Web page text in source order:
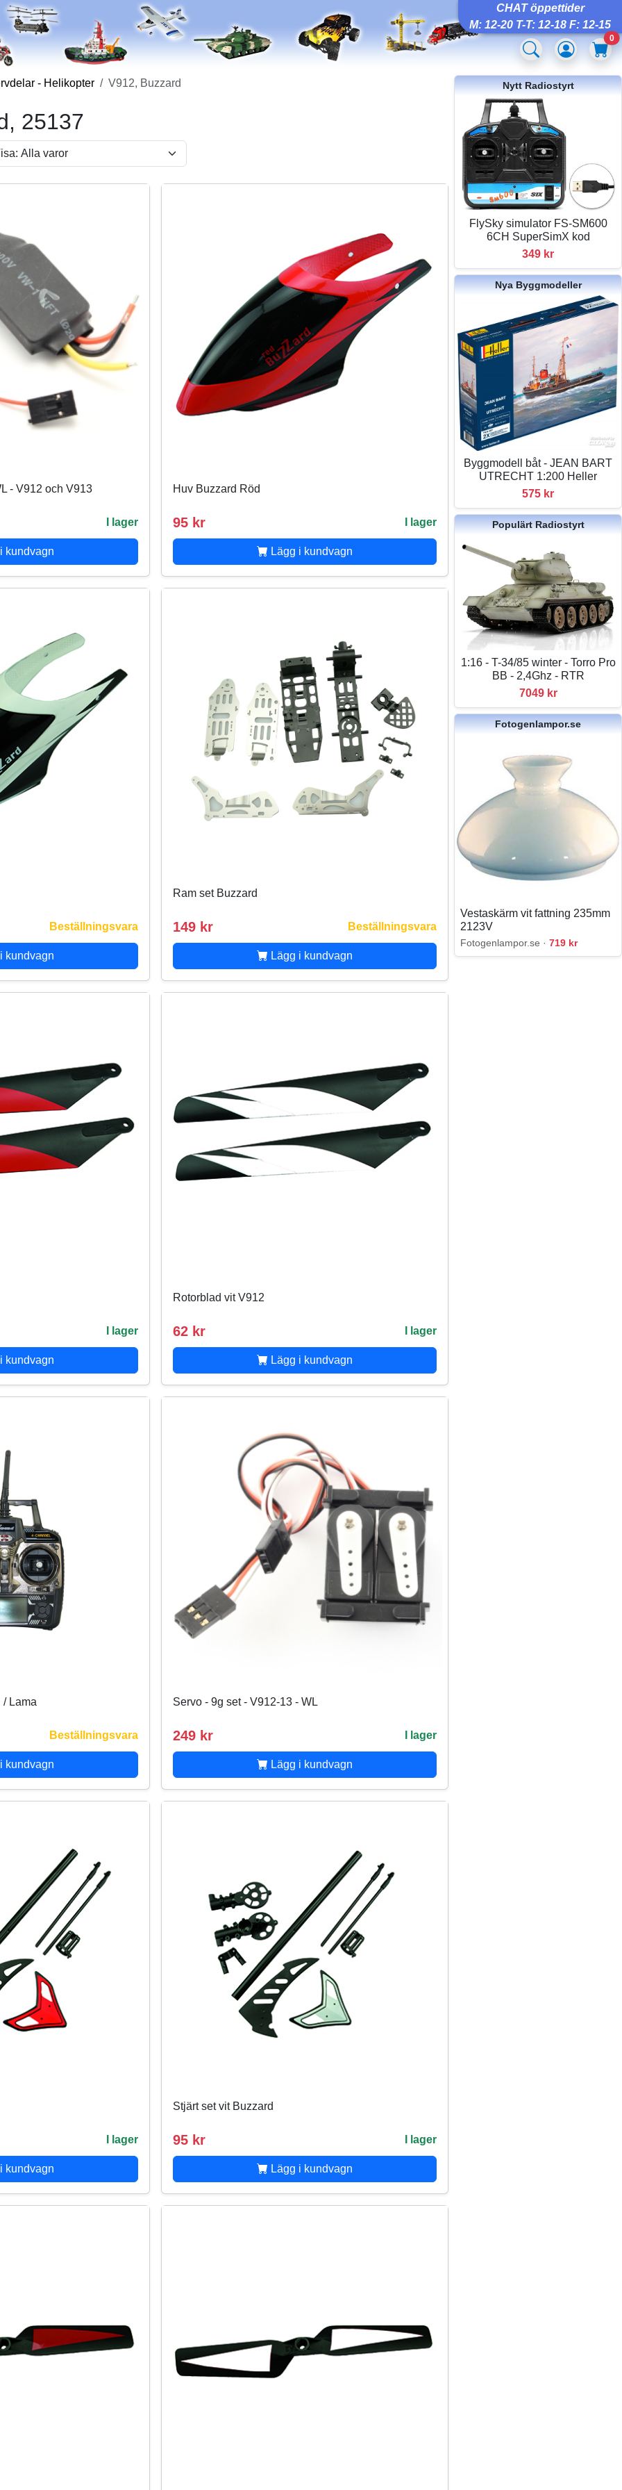
CHAT öppettider
M: 12-20 T-T: 12-18 F: 12-15
0
- Helikopter V912, Buzzard
25137
- V912 och V913
I lager
kundvagn
Huv Buzzard Röd
95 kr I lager
Lägg i kundvagn
Beställningsvara
kundvagn
Ram set Buzzard
149 kr Beställningsvara
Lägg i kundvagn
I lager
kundvagn
Rotorblad vit V912
62 kr I lager
Lägg i kundvagn
/ Lama
Beställningsvara
kundvagn
Servo - 9g set - V912-13 - WL
249 kr I lager
Lägg i kundvagn
I lager
kundvagn
Stjärt set vit Buzzard
95 kr I lager
Lägg i kundvagn
Nytt Radiostyrt
FlySky simulator FS-SM600
6CH SuperSimX kod
349 kr
Nya Byggmodeller
Byggmodell båt - JEAN BART
UTRECHT 1:200 Heller
575 kr
Populärt Radiostyrt
1:16 - T-34/85 winter - Torro Pro
BB - 2,4Ghz - RTR
7049 kr
Fotogenlampor.se
Vestaskärm vit fattning 235mm
2123V
Fotogenlampor.se ·719 kr